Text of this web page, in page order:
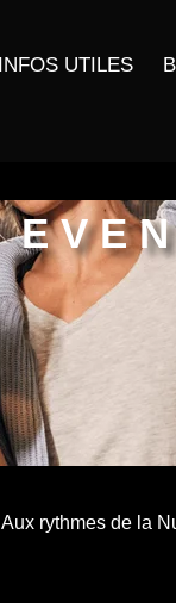
INFOS UTILES
Aux rythmes de la